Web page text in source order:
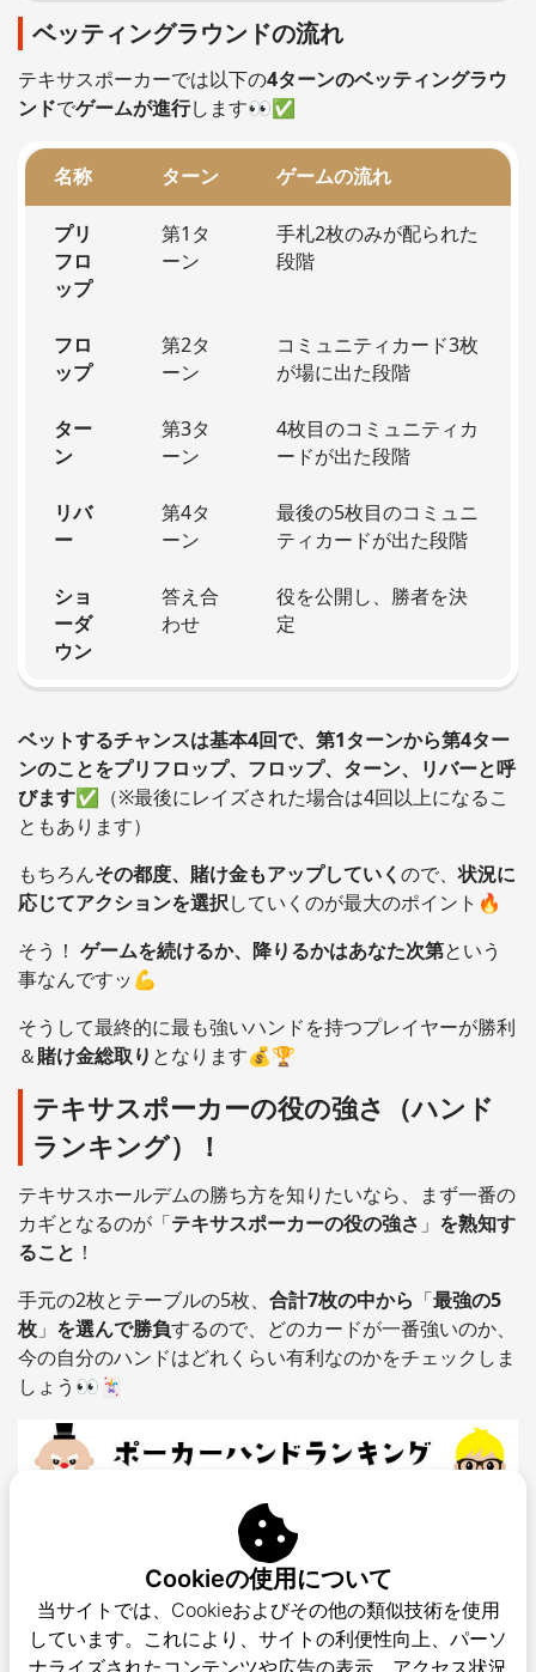
ベッティングラウンドの流れ
テキサスポーカーでは以下の4ターンのベッティングラウ
ンドでゲームが進行します👀✅
名称 ターン ゲームの流れ
プリ
フロ
ップ
第1タ
ーン
手札2枚のみが配られた
段階
フロ
ップ
第2タ
ーン
コミュニティカード3枚
が場に出た段階
ター
ン
第3タ
ーン
4枚目のコミュニティカ
ードが出た段階
リバ
ー
第4タ
ーン
最後の5枚目のコミュニ
ティカードが出た段階
ショ
ーダ
ウン
答え合
わせ
役を公開し、勝者を決
定
ベットするチャンスは基本4回で、第1ターンから第4ター
ンのことをプリフロップ、フロップ、ターン、リバーと呼
びます✅（※最後にレイズされた場合は4回以上になるこ
ともあります）
もちろんその都度、賭け金もアップしていく ので、状況に
応じてアクションを選択していくのが最大のポイント🔥
そう！ ゲームを続けるか、降りるかはあなた次第という
事なんですッ💪
そうして最終的に最も強いハンドを持つプレイヤーが勝利
＆賭け金総取り となります💰🏆
テキサスポーカーの役の強さ（ハンド
ランキング）！
テキサスホールデムの勝ち方を知りたいなら、まず一番の
カギとなるのが「テキサスポーカーの役の強さ 」 を熟知す
ること ！
手元の2枚とテーブルの5枚、 合計7枚の中から 「最強の5
枚 」 を選んで勝負するので、どのカードが一番強いのか、
今の自分のハンドはどれくらい有利なのかをチェックしま
しょう👀🃏
Cookieの使用について
当サイトでは、Cookieおよびその他の類似技術を使用
しています。これにより、サイトの利便性向上、パーソ
ナライズされたコンテンツや広告の表示、アクセス状況